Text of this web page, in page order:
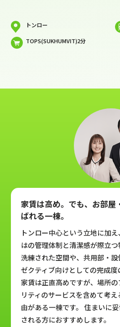
トンロー
TOPS(SUKHUMVIT)2分
家賃は高め。でも、お部屋
ばれる一棟。
トンロー中心という立地に加
はの管理体制と清潔感が際立
洗練された空間や、共用部・
ゼクティブ向けとしての完成度
家賃は正直高めですが、場所
リティのサービスを含めて考
由がある一棟です。 住まいに
される方におすすめします。